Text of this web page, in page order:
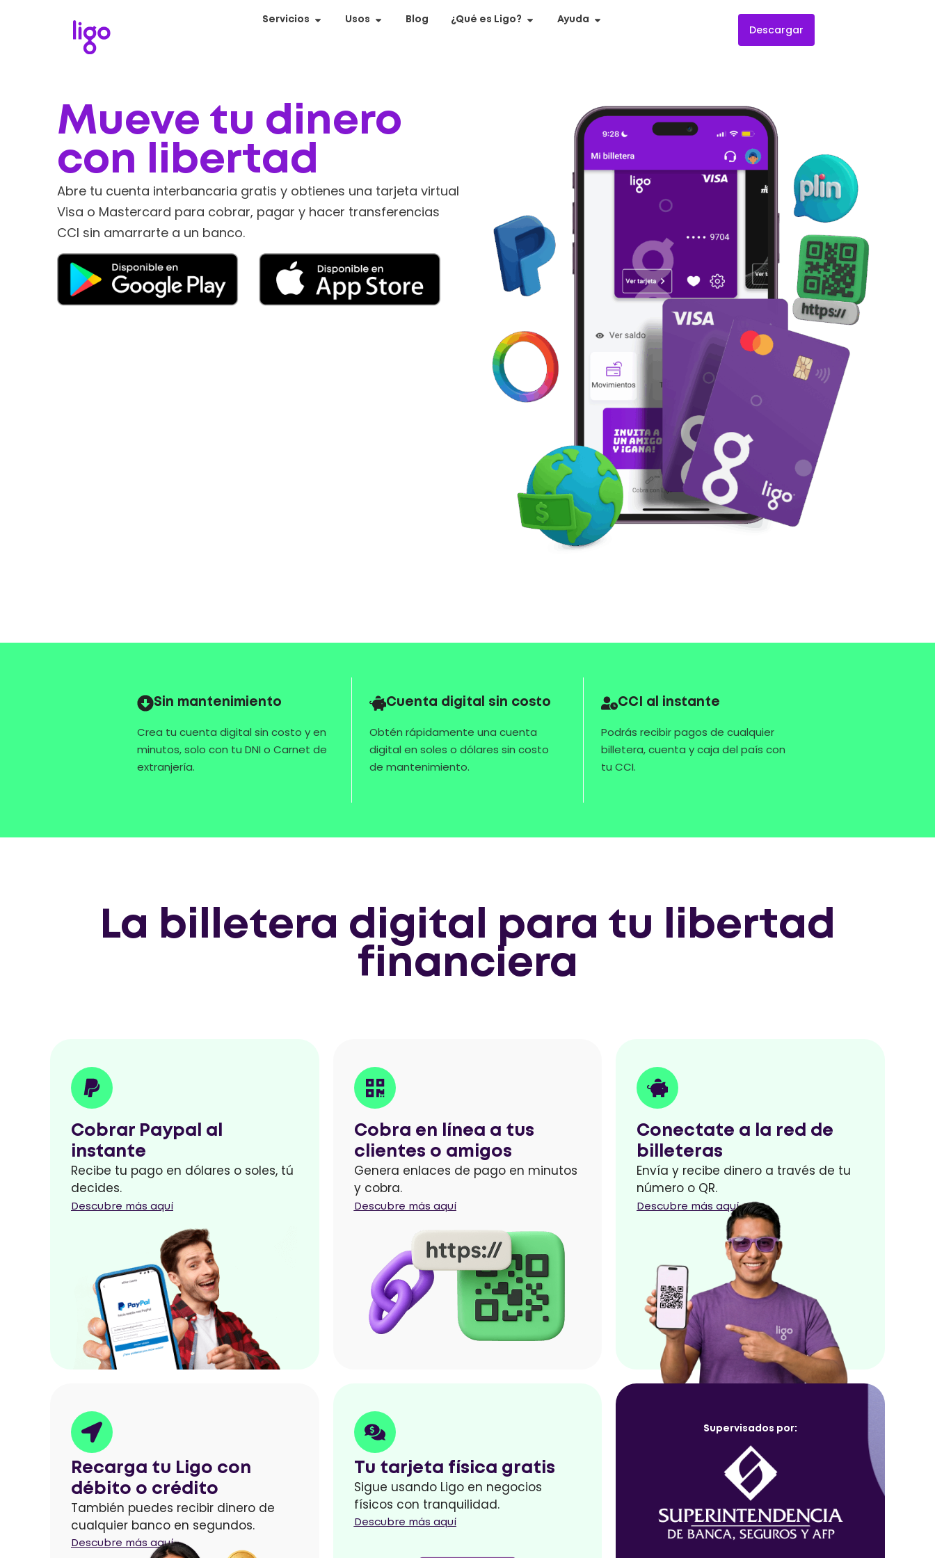
Servicios Usos Blog ¿Qué es Ligo? Ayuda
Descargar
Mueve tu dinero
con libertad
Abre tu cuenta interbancaria gratis y obtienes una tarjeta virtual
Visa o Mastercard para cobrar, pagar y hacer transferencias
CCI sin amarrarte a un banco.
Sin mantenimiento
Crea tu cuenta digital sin costo y en
minutos, solo con tu DNI o Carnet de
extranjería.
Cuenta digital sin costo
Obtén rápidamente una cuenta
digital en soles o dólares sin costo
de mantenimiento.
CCI al instante
Podrás recibir pagos de cualquier
billetera, cuenta y caja del país con
tu CCI.
La billetera digital para tu libertad
financiera
Cobrar Paypal al
instante
Recibe tu pago en dólares o soles, tú
decides.
Descubre más aquí
Cobra en línea a tus
clientes o amigos
Genera enlaces de pago en minutos
y cobra.
Descubre más aquí
Conectate a la red de
billeteras
Envía y recibe dinero a través de tu
número o QR.
Descubre más aquí
Recarga tu Ligo con
débito o crédito
También puedes recibir dinero de
cualquier banco en segundos.
Descubre más aquí
Tu tarjeta física gratis
Sigue usando Ligo en negocios
físicos con tranquilidad.
Descubre más aquí
Supervisados por: